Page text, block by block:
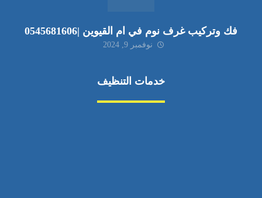
فك وتركيب غرف نوم في ام القيوين |0545681606
نوفمبر 9, 2024
خدمات التنظيف